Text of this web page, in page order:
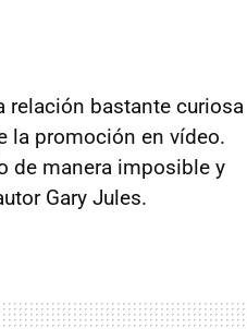
relación bastante curiosa
la promoción en vídeo.
de manera imposible y
Gary Jules.